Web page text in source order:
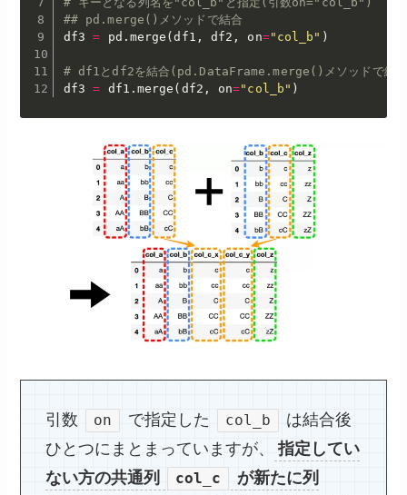
## pd.merge()メソッドで結合
df3 = pd . merge (df1 , df2 , on="col_b" )
# df1とdf2を結合(pd.DataFrame.merge()メソッドで結
df3 = df1 . merge ( df2 , on="col_b" )
引数 on で指定した col_b
は結合後
ひとつにまとまっていますが、
指定してい
ない方の共通列
col_c が新たに列